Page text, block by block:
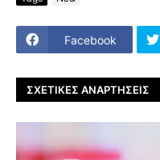
Facebook
ΣΧΕΤΙΚΈΣ ΑΝΑΡΤΉΣΕΙΣ